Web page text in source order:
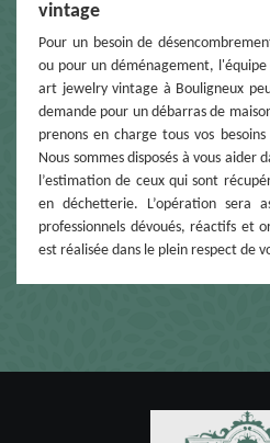
vintage
Pour un besoin de
ou pour un déménagement,
art jewelry vintage à Bouligneux
demande pour un débarras de
prenons en charge tous vos
Nous sommes disposés à vous aider
l’estimation de ceux qui sont
en déchetterie. L’opération sera
professionnels dévoués, réactifs et
est réalisée dans le plein respect de